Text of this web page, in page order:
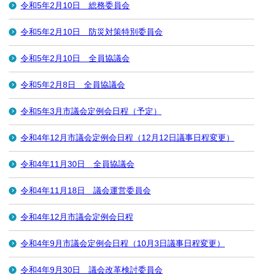
令和5年2月10日 総務委員会
令和5年2月10日 防災対策特別委員会
令和5年2月10日 全員協議会
令和5年2月8日 全員協議会
令和5年3月市議会定例会日程（予定）
令和4年12月市議会定例会日程（12月12日議事日程変更）
令和4年11月30日 全員協議会
令和4年11月18日 議会運営委員会
令和4年12月市議会定例会日程
令和4年9月市議会定例会日程（10月3日議事日程変更）
令和4年9月30日 議会改革検討委員会